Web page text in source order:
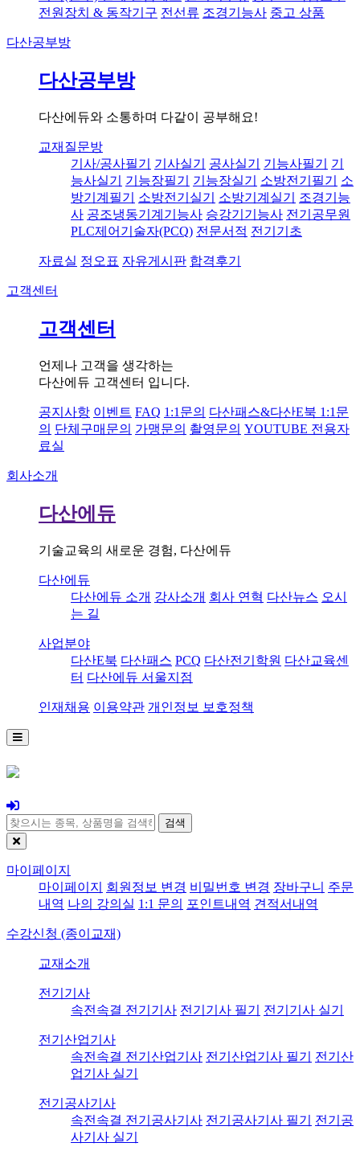
전원장치 & 동작기구 전선류 조경기능사 중고 상품
다산공부방
다산공부방
다산에듀와 소통하며 다같이 공부해요!
교재질문방
기사/공사필기
기사실기 공사실기 기능사필기
기
능사실기
기능장필기 기능장실기 소방전기필기
소
방기계필기
소방전기실기 소방기계실기
조경기능
사 공조냉동기계기능사 승강기기능사 전기공무원
PLC제어기술자(PCQ) 전문서적 전기기초
자료실 정오표 자유게시판 합격후기
고객센터
고객센터
언제나 고객을 생각하는
다산에듀 고객센터 입니다.
공지사항 이벤트 FAQ 1:1문의 다산패스&다산E북 1:1문
의 단체구매문의 가맹문의 촬영문의 YOUTUBE 전용자
료실
회사소개
다산에듀
기술교육의 새로운 경험, 다산에듀
다산에듀
다산에듀 소개 강사소개 회사 연혁 다산뉴스 오시
는 길
사업분야
다산E북 다산패스 PCQ 다산전기학원 다산교육센
터 다산에듀 서울지점
인재채용 이용약관 개인정보 보호정책
검색
마이페이지
마이페이지
회원정보 변경 비밀번호 변경 장바구니 주문
내역 나의 강의실 1:1 문의 포인트내역 견적서내역
수강신청 (종이교재)
교재소개
전기기사
속전속결 전기기사 전기기사 필기 전기기사 실기
전기산업기사
속전속결 전기산업기사 전기산업기사 필기
전기산
업기사 실기
전기공사기사
속전속결 전기공사기사 전기공사기사 필기
전기공
사기사 실기